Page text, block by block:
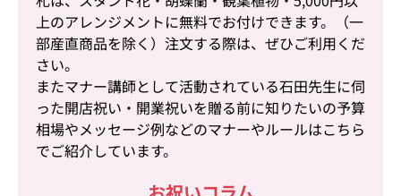
上のアレンジメントに無料でお付けできます。（一
部産直商品を除く）注文する際は、ぜひご利用くだ
さい。
またマナー講師として活動されている石田先生に伺
った開店祝い・開業祝いを贈る前に知りたいの予算
相場やメッセージ例などのマナーやルールはこちら
でご紹介しています。